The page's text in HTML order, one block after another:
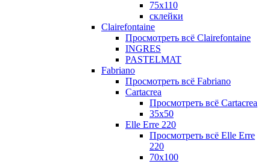
75х110
склейки
Clairefontaine
Просмотреть всё Clairefontaine
INGRES
PASTELMAT
Fabriano
Просмотреть всё Fabriano
Cartacrea
Просмотреть всё Cartacrea
35х50
Elle Erre 220
Просмотреть всё Elle Erre
220
70х100